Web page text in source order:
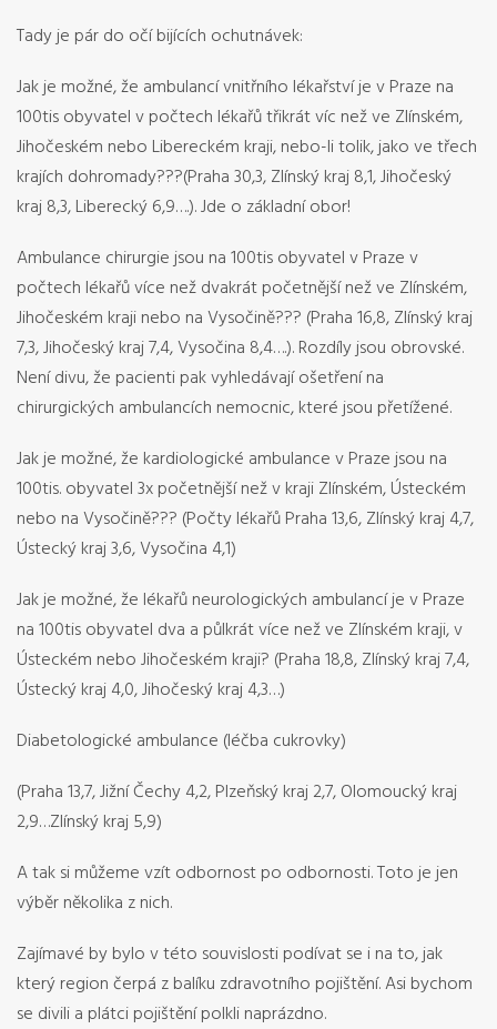
Tady je pár do očí bijících ochutnávek:
Jak je možné, že ambulancí vnitřního lékařství je v Praze na
100tis obyvatel v počtech lékařů třikrát víc než ve Zlínském,
Jihočeském nebo Libereckém kraji, nebo-li tolik, jako ve třech
krajích dohromady???(Praha 30,3, Zlínský kraj 8,1, Jihočeský
kraj 8,3, Liberecký 6,9….). Jde o základní obor!
Ambulance chirurgie jsou na 100tis obyvatel v Praze v
počtech lékařů více než dvakrát početnější než ve Zlínském,
Jihočeském kraji nebo na Vysočině??? (Praha 16,8, Zlínský kraj
7,3, Jihočeský kraj 7,4, Vysočina 8,4….). Rozdíly jsou obrovské.
Není divu, že pacienti pak vyhledávají ošetření na
chirurgických ambulancích nemocnic, které jsou přetížené.
Jak je možné, že kardiologické ambulance v Praze jsou na
100tis. obyvatel 3x početnější než v kraji Zlínském, Ústeckém
nebo na Vysočině??? (Počty lékařů Praha 13,6, Zlínský kraj 4,7,
Ústecký kraj 3,6, Vysočina 4,1)
Jak je možné, že lékařů neurologických ambulancí je v Praze
na 100tis obyvatel dva a půlkrát více než ve Zlínském kraji, v
Ústeckém nebo Jihočeském kraji? (Praha 18,8, Zlínský kraj 7,4,
Ústecký kraj 4,0, Jihočeský kraj 4,3…)
Diabetologické ambulance (léčba cukrovky)
(Praha 13,7, Jižní Čechy 4,2, Plzeňský kraj 2,7, Olomoucký kraj
2,9…Zlínský kraj 5,9)
A tak si můžeme vzít odbornost po odbornosti. Toto je jen
výběr několika z nich.
Zajímavé by bylo v této souvislosti podívat se i na to, jak
který region čerpá z balíku zdravotního pojištění. Asi bychom
se divili a plátci pojištění polkli naprázdno.